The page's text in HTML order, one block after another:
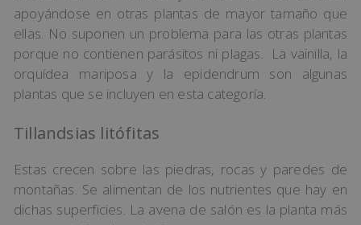
apoyándose en otras plantas de mayor tamaño que
ellas. No suponen un problema para las otras plantas
porque no contienen parásitos ni plagas. La vainilla, la
orquídea mariposa y la epidendrum son algunas
plantas que se incluyen en esta categoría.
Tillandsias litófitas
Estas crecen sobre las piedras, rocas y paredes de
montañas. Se alimentan de los nutrientes que hay en
dichas superficies. La avena de salón es la planta más